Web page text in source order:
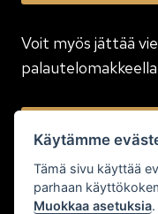
Voit myös jättää
Käytämme
Tämä sivu käyttää
parhaan
Muokkaa asetuksia